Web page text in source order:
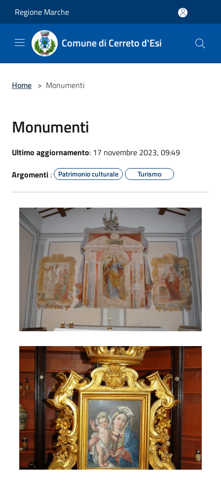
Regione Marche
Comune di Cerreto d'Esi
Home > Monumenti
Monumenti
Ultimo aggiornamento: 17 novembre 2023, 09:49
Argomenti : Patrimonio culturale Turismo
Affresco della Chiesa di Santa Lucia
Altarolo